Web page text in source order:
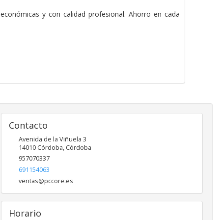
y con calidad profesional. Ahorro en cada
Contacto
Avenida de la Viñuela 3
14010 Córdoba, Córdoba
957070337
691154063
ventas@pccore.es
Horario